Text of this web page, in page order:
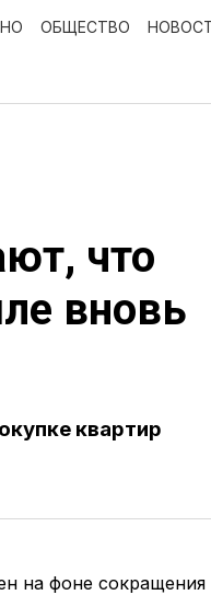
ОБЩЕСТВО
что
вновь
квартир
на фоне сокращения